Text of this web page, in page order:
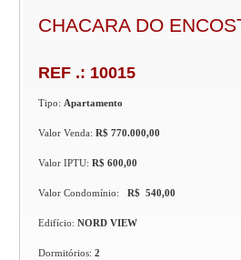
CHACARA DO
REF .: 10015
Tipo: Apartamento
Valor Venda:R$ 770.000,00
Valor IPTU:R$ 600,00
Valor Condomínio: R$ 540,00
Edifício:NORD VIEW
Dormitórios:2